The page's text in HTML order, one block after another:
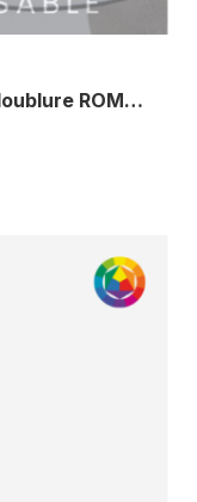
Bridon Portugais ornement et doublure ROMARIA II